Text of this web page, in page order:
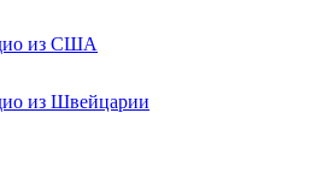
из США
из Швейцарии